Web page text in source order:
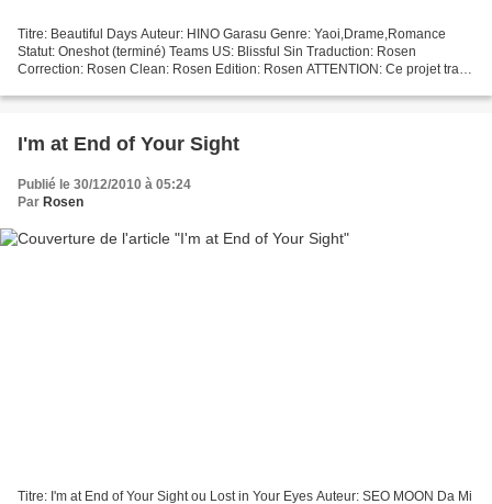
Titre: Beautiful Days Auteur: HINO Garasu Genre: Yaoi,Drame,Romance
Statut: Oneshot (terminé) Teams US: Blissful Sin Traduction: Rosen
Correction: Rosen Clean: Rosen Edition: Rosen ATTENTION: Ce projet traite
I'm at End of Your Sight
Publié le 30/12/2010 à 05:24
Par Rosen
Titre: I'm at End of Your Sight ou Lost in Your Eyes Auteur: SEO MOON Da Mi